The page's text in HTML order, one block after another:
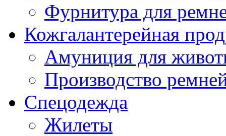
Фурнитура для
Кожгалантерейная
Амуниция для
Производство
Спецодежда
Жилеты